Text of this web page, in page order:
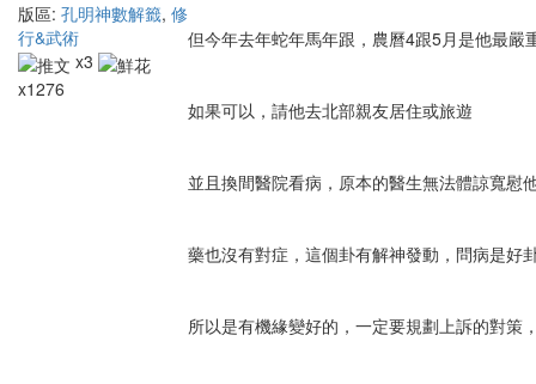
版區: 孔明神數解籤, 修
行&武術
x3
x1276
但今年去年蛇年馬年跟，農曆4跟5月是他最嚴
如果可以，請他去北部親友居住或旅遊
並且換間醫院看病，原本的醫生無法體諒寬慰
藥也沒有對症，這個卦有解神發動，問病是好
所以是有機緣變好的，一定要規劃上訴的對策